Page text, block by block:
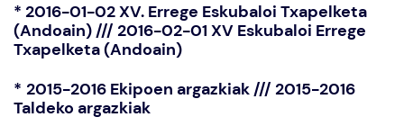
* 2016-01-02 XV. Errege Eskubaloi Txapelketa
(Andoain) /// 2016-02-01 XV Eskubaloi Errege
Txapelketa (Andoain)
* 2015-2016 Ekipoen argazkiak /// 2015-2016
Taldeko argazkiak